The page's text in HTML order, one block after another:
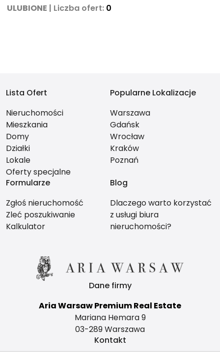
ULUBIONE | Liczba ofert: 0
Lista Ofert
Nieruchomości
Mieszkania
Domy
Działki
Lokale
Oferty specjalne
Popularne Lokalizacje
Warszawa
Gdańsk
Wrocław
Kraków
Poznań
Formularze
Zgłoś nieruchomość
Zleć poszukiwanie
Kalkulator
Blog
Dlaczego warto korzystać
z usługi biura
nieruchomości?
Dane firmy
Aria Warsaw Premium Real Estate
Mariana Hemara 9
03-289 Warszawa
Kontakt